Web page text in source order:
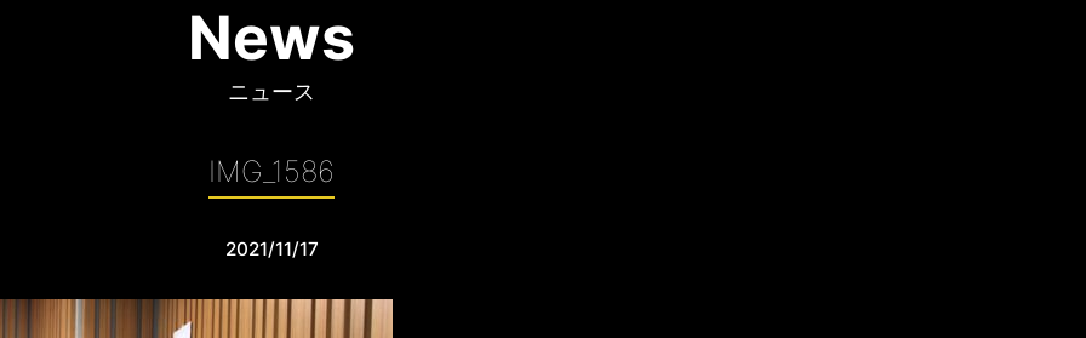
News
ニュース
IMG_1586
2021/11/17